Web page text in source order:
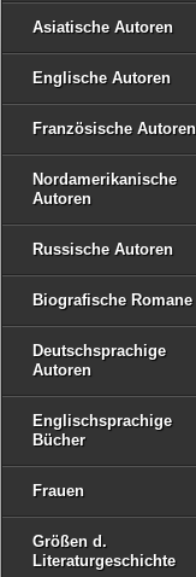
Asiatische Autoren
Englische Autoren
Französische Autoren
Nordamerikanische
Autoren
Russische Autoren
Biografische Romane
Deutschsprachige
Autoren
Englischsprachige
Bücher
Frauen
Größen d.
Literaturgeschichte